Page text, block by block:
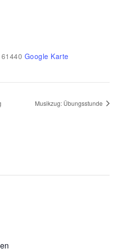
61440 Google Karte
Musikzug: Übungsstunde